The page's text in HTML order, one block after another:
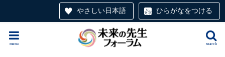
やさしい日本語 ひらがなをつける
search
menu